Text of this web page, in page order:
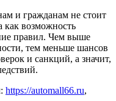
и гражданам не стоит
как возможность
правил. Чем выше
тем меньше шансов
и санкций, а значит,
https://automall66.ru,